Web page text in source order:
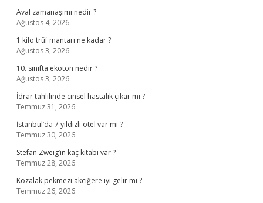
Aval zamanaşımı nedir ?
Ağustos 4, 2026
1 kilo trüf mantarı ne kadar ?
Ağustos 3, 2026
10. sınıfta ekoton nedir ?
Ağustos 3, 2026
İdrar tahlilinde cinsel hastalık çıkar mı ?
Temmuz 31, 2026
İstanbul’da 7 yıldızlı otel var mı ?
Temmuz 30, 2026
Stefan Zweig’in kaç kitabı var ?
Temmuz 28, 2026
Kozalak pekmezi akciğere iyi gelir mi ?
Temmuz 26, 2026